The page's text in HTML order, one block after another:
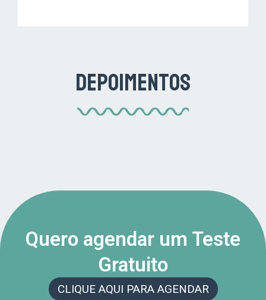
Depoimentos
Quero agendar um Teste
Gratuito
CLIQUE AQUI PARA AGENDAR